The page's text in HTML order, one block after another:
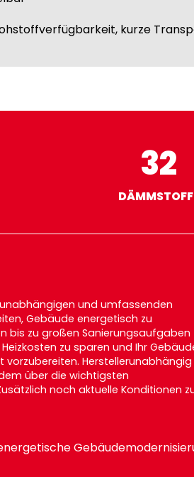
kurze
32
und umfassenden
Gebäude energetisch zu
bis zu großen Sanierungsaufgaben
zu sparen und Ihr
Herstellerunabhängig
über die wichtigsten
noch aktuelle Konditionen